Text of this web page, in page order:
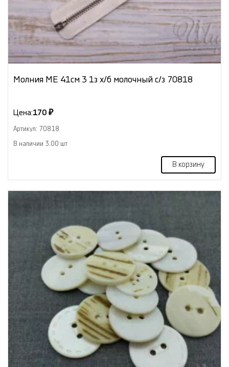
Молния МЕ 41см 3 1з х/б молочный с/з 70818
Цена:170 ₽
Артикул: 70818
В наличии 3.00 шт
В корзину